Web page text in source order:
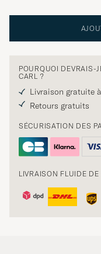
POURQUOI DEVRAIS-
CARL ?
Livraison gratuite
Retours gratuits
SÉCURISATION DES
LIVRAISON FLUIDE DE